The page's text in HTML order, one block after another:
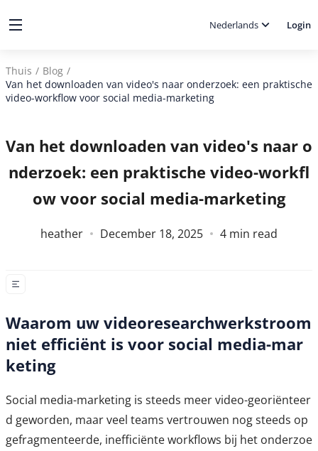
Nederlands Login
Thuis / Blog /
Van het downloaden van video's naar onderzoek: een praktische
video-workflow voor social media-marketing
Van het downloaden van video's naar o
nderzoek: een praktische video-workfl
ow voor social media-marketing
heather December 18, 2025 4 min read
Waarom uw videoresearchwerkstroom
niet efficiënt is voor social media-mar
keting
Social media-marketing is steeds meer video-georiënteer
d geworden, maar veel teams vertrouwen nog steeds op
gefragmenteerde, inefficiënte workflows bij het onderzoe